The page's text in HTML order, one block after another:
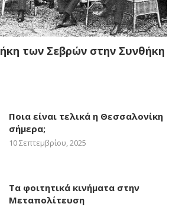
των Σεβρών στην Συνθήκη
Ποια είναι τελικά η Θεσσαλονίκη
σήμερα;
10 Σεπτεμβρίου, 2025
Τα φοιτητικά κινήματα στην
Μεταπολίτευση